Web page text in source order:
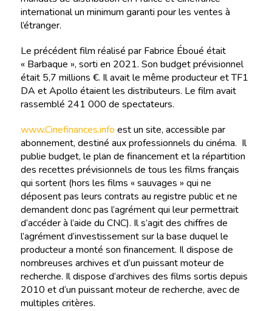
international un minimum garanti pour les ventes à
l’étranger.
Le précédent film réalisé par Fabrice Éboué était
« Barbaque », sorti en 2021. Son budget prévisionnel
était 5,7 millions €. Il avait le même producteur et TF1
DA et Apollo étaient les distributeurs. Le film avait
rassemblé 241 000 de spectateurs.
www.Cinefinances.info est un site, accessible par
abonnement, destiné aux professionnels du cinéma. Il
publie budget, le plan de financement et la répartition
des recettes prévisionnels de tous les films français
qui sortent (hors les films « sauvages » qui ne
déposent pas leurs contrats au registre public et ne
demandent donc pas l’agrément qui leur permettrait
d’accéder à l’aide du CNC). Il s’agit des chiffres de
l’agrément d’investissement sur la base duquel le
producteur a monté son financement. Il dispose de
nombreuses archives et d’un puissant moteur de
recherche. Il dispose d’archives des films sortis depuis
2010 et d’un puissant moteur de recherche, avec de
multiples critères.